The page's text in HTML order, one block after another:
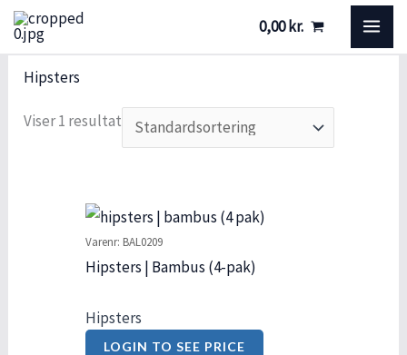
Gå
indholdet
0,00kr.
SS
Hipsters
Viser 1 resultat
Varenr: BAL0209
Hipsters | Bambus (4-pak)
Hipsters
LOGIN TO SEE PRICE